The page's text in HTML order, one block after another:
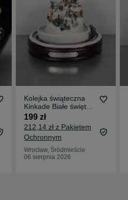
Kolejka świąteczna
Kinkade Białe święta
stołowa ozdoba
dekoracja
199 zł
212,14 zł z Pakietem
Ochronnym
Wrocław, Śródmieście
06 sierpnia 2026